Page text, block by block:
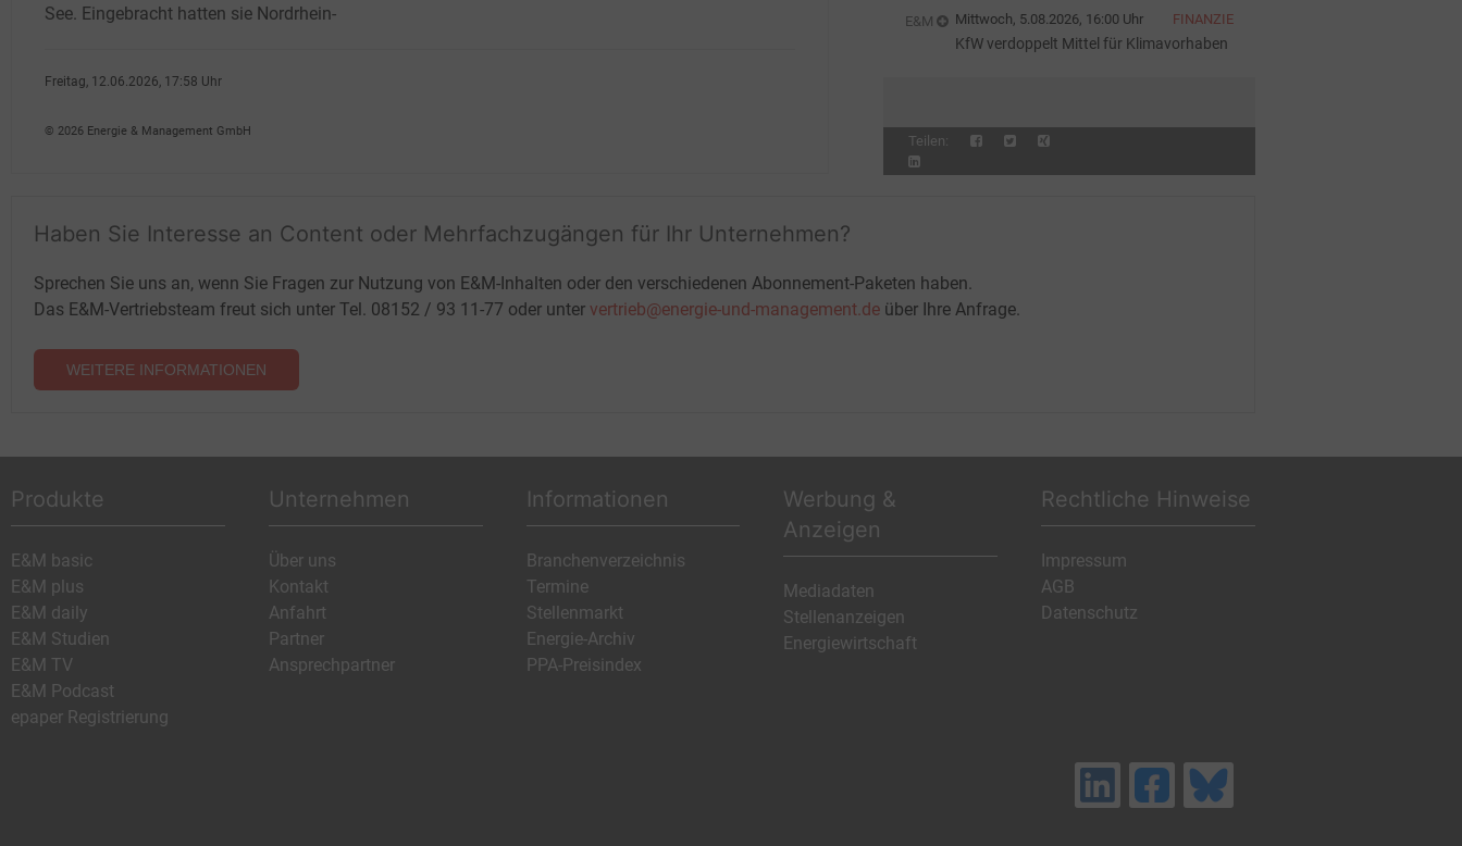
See. Eingebracht hatten sie Nordrhein-
Freitag, 12.06.2026, 17:58 Uhr
© 2026 Energie & Management GmbH
E&M Mittwoch, 5.08.2026, 16:00 Uhr FINANZIERUNG
KfW verdoppelt Mittel für Klimavorhaben
Teilen:
Haben Sie Interesse an Content oder Mehrfachzugängen für Ihr Unternehmen?
Sprechen Sie uns an, wenn Sie Fragen zur Nutzung von E&M-Inhalten oder den verschiedenen Abonnement-Paketen haben.
Das E&M-Vertriebsteam freut sich unter Tel. 08152 / 93 11-77 oder unter vertrieb@energie-und-management.de über Ihre Anfrage.
WEITERE INFORMATIONEN
Produkte
E&M basic
E&M plus
E&M daily
E&M Studien
E&M TV
E&M Podcast
epaper Registrierung
Unternehmen
Über uns
Kontakt
Anfahrt
Partner
Ansprechpartner
Informationen
Branchenverzeichnis
Termine
Stellenmarkt
Energie-Archiv
PPA-Preisindex
Werbung &
Anzeigen
Mediadaten
Stellenanzeigen
Energiewirtschaft
Rechtliche Hinweise
Impressum
AGB
Datenschutz